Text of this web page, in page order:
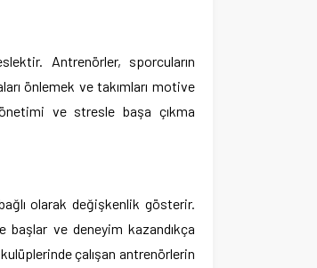
Antrenörler, sporcuların
önlemek ve takımları motive
ve stresle başa çıkma
olarak değişkenlik gösterir.
başlar ve deneyim kazandıkça
çalışan antrenörlerin